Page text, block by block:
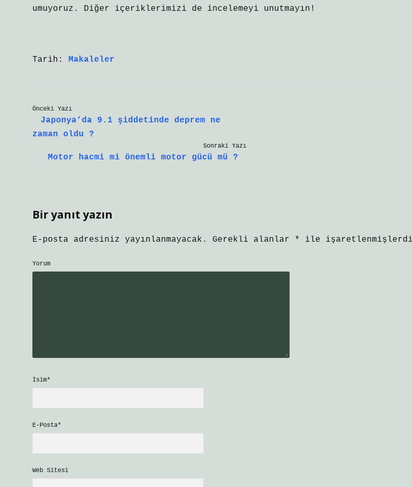
umuyoruz. Diğer içeriklerimizi de incelemeyi unutmayın!
Tarih: Makaleler
Önceki Yazı
Japonya’da 9.1 şiddetinde deprem ne
zaman oldu ?
Sonraki Yazı
Motor hacmi mi önemli motor gücü mü ?
Bir yanıt yazın
E-posta adresiniz yayınlanmayacak. Gerekli alanlar * ile
Yorum
İsim*
E-Posta*
Web Sitesi